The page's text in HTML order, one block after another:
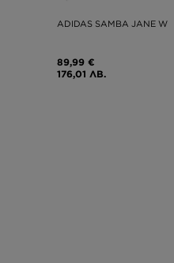
ADIDAS SAMBA JANE W
89,99 €
176,01 ЛВ.